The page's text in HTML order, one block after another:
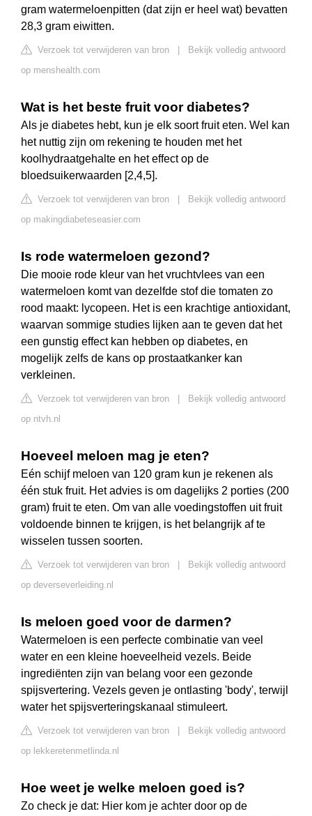
gram watermeloenpitten (dat zijn er heel wat) bevatten
28,3 gram eiwitten.
Verzoek tot verwijderen van bron
Bekijk volledig antwoord
op menshealth.com
Wat is het beste fruit voor diabetes?
Als je diabetes hebt, kun je elk soort fruit eten. Wel kan
het nuttig zijn om rekening te houden met het
koolhydraatgehalte en het effect op de
bloedsuikerwaarden [2,4,5].
Verzoek tot verwijderen van bron
Bekijk volledig antwoord
op makingdiabeteseasier.com
Is rode watermeloen gezond?
Die mooie rode kleur van het vruchtvlees van een
watermeloen komt van dezelfde stof die tomaten zo
rood maakt: lycopeen. Het is een krachtige antioxidant,
waarvan sommige studies lijken aan te geven dat het
een gunstig effect kan hebben op diabetes, en
mogelijk zelfs de kans op prostaatkanker kan
verkleinen.
Verzoek tot verwijderen van bron
Bekijk volledig antwoord
op ntvh.nl
Hoeveel meloen mag je eten?
Eén schijf meloen van 120 gram kun je rekenen als
één stuk fruit. Het advies is om dagelijks 2 porties (200
gram) fruit te eten. Om van alle voedingstoffen uit fruit
voldoende binnen te krijgen, is het belangrijk af te
wisselen tussen soorten.
Verzoek tot verwijderen van bron
Bekijk volledig antwoord
op deverseverleiding.nl
Is meloen goed voor de darmen?
Watermeloen is een perfecte combinatie van veel
water en een kleine hoeveelheid vezels. Beide
ingrediënten zijn van belang voor een gezonde
spijsvertering. Vezels geven je ontlasting 'body', terwijl
water het spijsverteringskanaal stimuleert.
Verzoek tot verwijderen van bron
Bekijk volledig antwoord
op lekkeretenmetlinda.nl
Hoe weet je welke meloen goed is?
Zo check je dat: Hier kom je achter door op de